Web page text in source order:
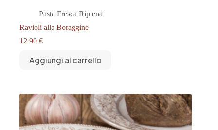
Pasta Fresca Ripiena
Ravioli alla Boraggine
12.90 €
Aggiungi al carrello